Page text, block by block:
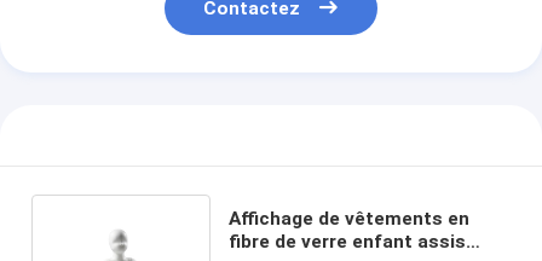
Contactez
Affichage de vêtements en
fibre de verre enfant assis